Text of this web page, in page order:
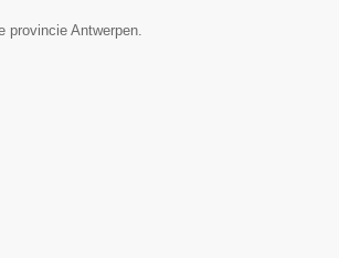
provincie Antwerpen.